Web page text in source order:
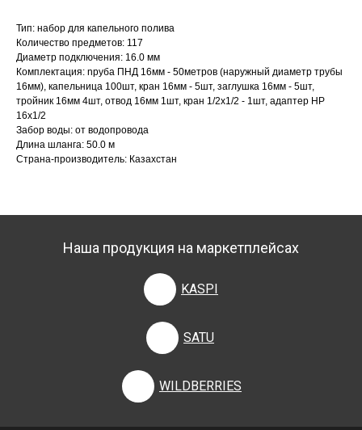
Тип: набор для капельного полива
Количество предметов: 117
Диаметр подключения: 16.0 мм
Комплектация: nруба ПНД 16мм - 50метров (наружный диаметр трубы
16мм), капельница 100шт, кран 16мм - 5шт, заглушка 16мм - 5шт,
тройник 16мм 4шт, отвод 16мм 1шт, кран 1/2х1/2 - 1шт, адаптер НР
16х1/2
Забор воды: от водопровода
Длина шланга: 50.0 м
Страна-производитель: Казахстан
Наша продукция на маркетплейсах
KASPI
SATU
WILDBERRIES